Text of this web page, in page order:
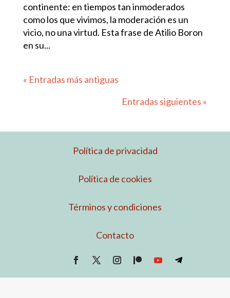
continente: en tiempos tan inmoderados
como los que vivimos, la moderación es un
vicio, no una virtud. Esta frase de Atilio Boron
en su...
« Entradas más antiguas
Entradas siguientes »
Política de privacidad
Política de cookies
Términos y condiciones
Contacto